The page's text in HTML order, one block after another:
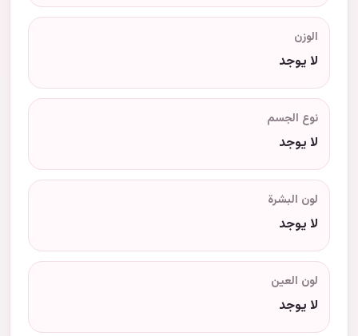
الوزن
لا يوجد
نوع الجسم
لا يوجد
لون البشرة
لا يوجد
لون العين
لا يوجد